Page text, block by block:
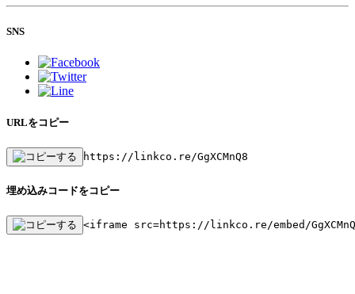
SNS
URLをコピー
https://linkco.re/GgXCMnQ8
埋め込みコードをコピー
<iframe src=https://linkco.re/embed/